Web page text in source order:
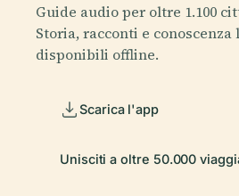
Guide audio per oltre 1.100
Storia, racconti e conoscenza
disponibili offline.
Scarica l'app
Unisciti a oltre 50.000